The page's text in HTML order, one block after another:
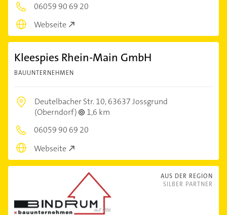
06059 90 69 20
Webseite
Kleespies Rhein-Main GmbH
BAUUNTERNEHMEN
Deutelbacher Str. 10,63637 Jossgrund
(Oberndorf)
1,6 km
06059 90 69 20
Webseite
AUS DER REGION
SILBER PARTNER